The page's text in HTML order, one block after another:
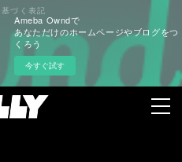
Ameba Owndで
あなただけのホームページやブログをつ
くろう
今すぐ試す
づく表記